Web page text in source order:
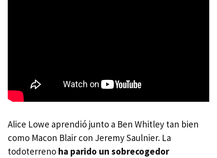
Alice Lowe aprendió junto a Ben Whitley tan bien
como Macon Blair con Jeremy Saulnier. La
todoterreno ha parido un sobrecogedor